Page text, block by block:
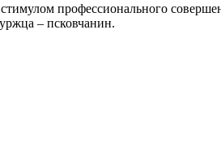
профессионального
– псковчанин.